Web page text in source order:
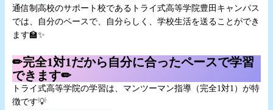
通信制高校のサポート校であるトライ式高等学院豊田キャンパス
では、自分のペースで、自分らしく、学校生活を送ることができ
ます🏫✨
✏完全1対1だから自分に合ったペースで学習
できます✏
トライ式高等学院の学習は、マンツーマン指導（完全1対1）が特
徴です💡